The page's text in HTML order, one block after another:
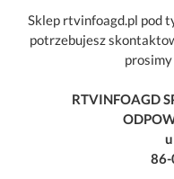
Sklep rtvinfoagd.pl pod
potrzebujesz
RTVINFOAGD
86-